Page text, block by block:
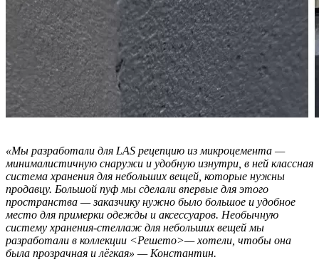
«Мы разработали для LAS рецепцию из микроцемента —
минималистичную снаружи и удобную изнутри, в ней классная
система хранения для небольших вещей, которые нужны
продавцу. Большой пуф мы сделали впервые для этого
пространства — заказчику нужно было большое и удобное
место для примерки одежды и аксессуаров. Необычную
систему хранения-стеллаж для небольших вещей мы
разработали в коллекции <Решето>— хотели, чтобы она
была прозрачная и лёгкая» — Константин.